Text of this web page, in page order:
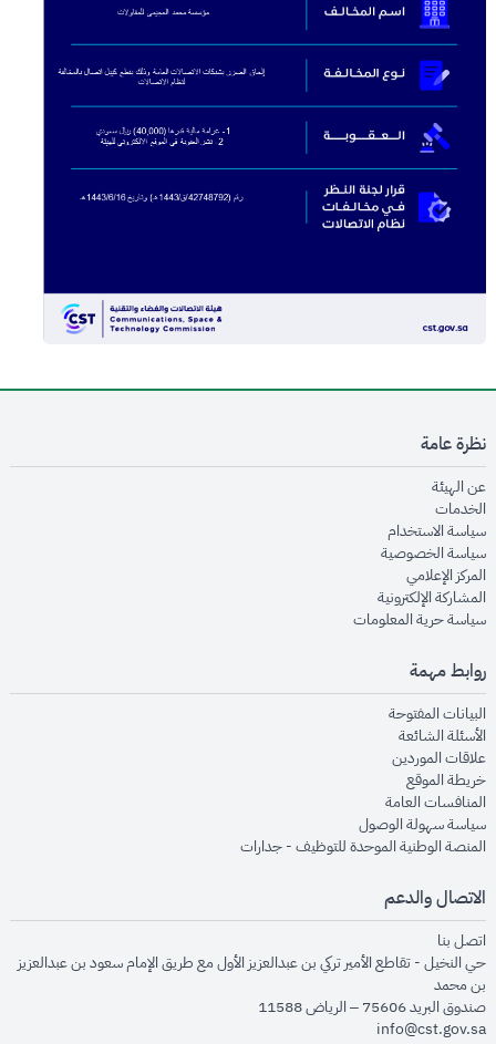
نظرة عامة
عن الهيئةopens in new window
الخدماتopens in new window
سياسة الاستخدام
سياسة الخصوصيةopens in new window
المركز الإعلاميopens in new window
المشاركة الإلكترونيةopens in new window
سياسة حرية المعلوماتopens in new window
روابط مهمة
البيانات المفتوحةopens in new window
الأسئلة الشائعةopens in new window
علاقات الموردينopens in new window
خريطة الموقعopens in new window
المنافسات العامةopens in new window
سياسة سهولة الوصولopens in new window
المنصة الوطنية الموحدة للتوظيف - جداراتopens in new window
الاتصال والدعم
اتصل بنا
حي النخيل - تقاطع الأمير تركي بن عبدالعزيز الأول مع طريق الإمام سعود بن عبدالعزيز
بن محمد
صندوق البريد 75606 – الرياض 11588
info@cst.gov.sa